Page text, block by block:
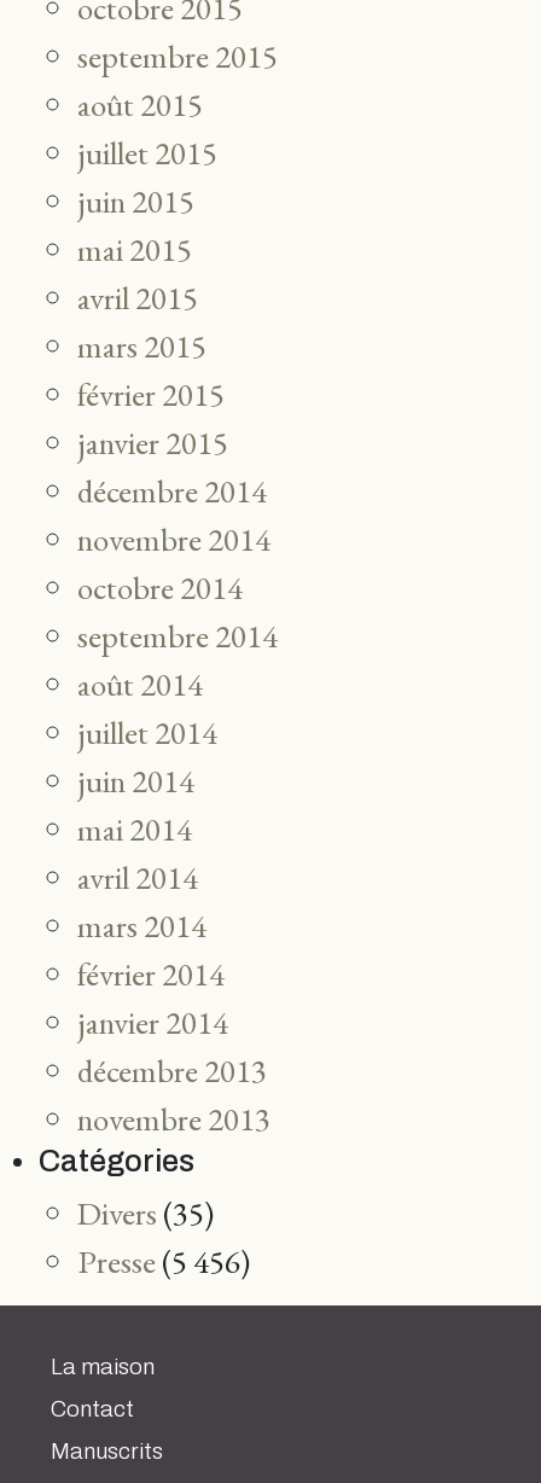
septembre 2015
août 2015
juillet 2015
juin 2015
mai 2015
avril 2015
mars 2015
février 2015
janvier 2015
décembre 2014
novembre 2014
octobre 2014
septembre 2014
août 2014
juillet 2014
juin 2014
mai 2014
avril 2014
mars 2014
février 2014
janvier 2014
décembre 2013
novembre 2013
Catégories
Divers (35)
Presse(5 456)
La maison
Contact
Manuscrits